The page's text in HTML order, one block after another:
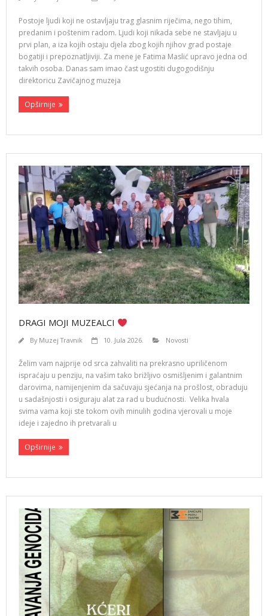
Postoje ljudi koji ne ostavljaju trag glasnim riječima, nego tihim,
predanim i poštenim radom. Ljudi koji nikada sebe ne stavljaju u
prvi plan, a iza kojih ostaju djela zbog kojih njihov grad postaje
bogatiji i prepoznatljiviji. Za mene je Fatima Maslić upravo jedna od
takvih osoba. Danas sam imao čast ugostiti dugogodišnju
direktoricu Zavičajnog muzeja
Opširnije
DRAGI MOJI MUZEALCI
By Muzej Travnik 10. Jula 2026. Novosti
Želim vam najprije od srca zahvaliti na prekrasno upriličenom
ispraćaju u penziju, na vašim tako brižljivo osmišljenim i galantnim
darovima, namijenjenim da sačuvaju sjećanja na prošlost, obraduju
u sadašnjosti i osiguraju alat za rad u budućnosti. Velika hvala
svima vama koji ste tokom ovih minulih godina vjerovali u moje
ideje i zajedno ih pretvarali u
Opširnije